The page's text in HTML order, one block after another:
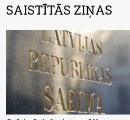
SAISTĪTĀS ZIŅAS